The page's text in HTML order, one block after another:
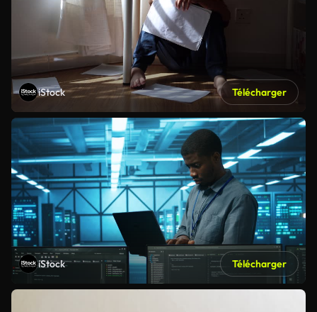
iStock Télécharger
iStock Télécharger